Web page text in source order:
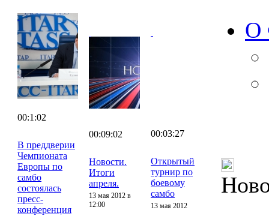
00:1:02
В преддверии
Чемпионата
Европы по
самбо
состоялась
пресс-
конференция
00:09:02
Новости.
Итоги
апреля.
13 мая 2012 в
12:00
00:03:27
Открытый
турнир по
боевому
самбо
13 мая 2012
О